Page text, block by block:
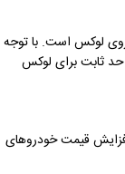
لوکس است. با توجه
ثابت برای لوکس
قیمت خودروهای